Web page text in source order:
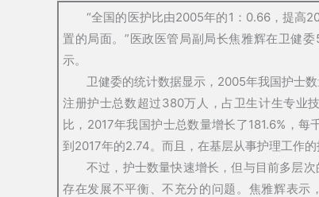
“全国的医护比由2005年的1：0.66，提高
置的局面。”医政医管局副局长焦雅辉在卫健
示。
卫健委的统计数据显示，2005年我国护士
注册护士总数超过380万人，占卫生计生专业
比，2017年我国护士总数量增长了181.6%，每
到2017年的2.74。而且，在基层从事护理工作的
不过，护士数量快速增长，但与目前多层
存在发展不平衡、不充分的问题。焦雅辉表示